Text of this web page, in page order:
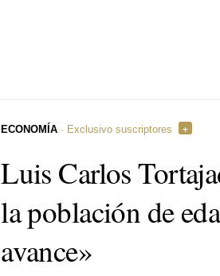
Luis Carlos
la población de
avance»
ECONOMÍA · Exclusivo suscriptores